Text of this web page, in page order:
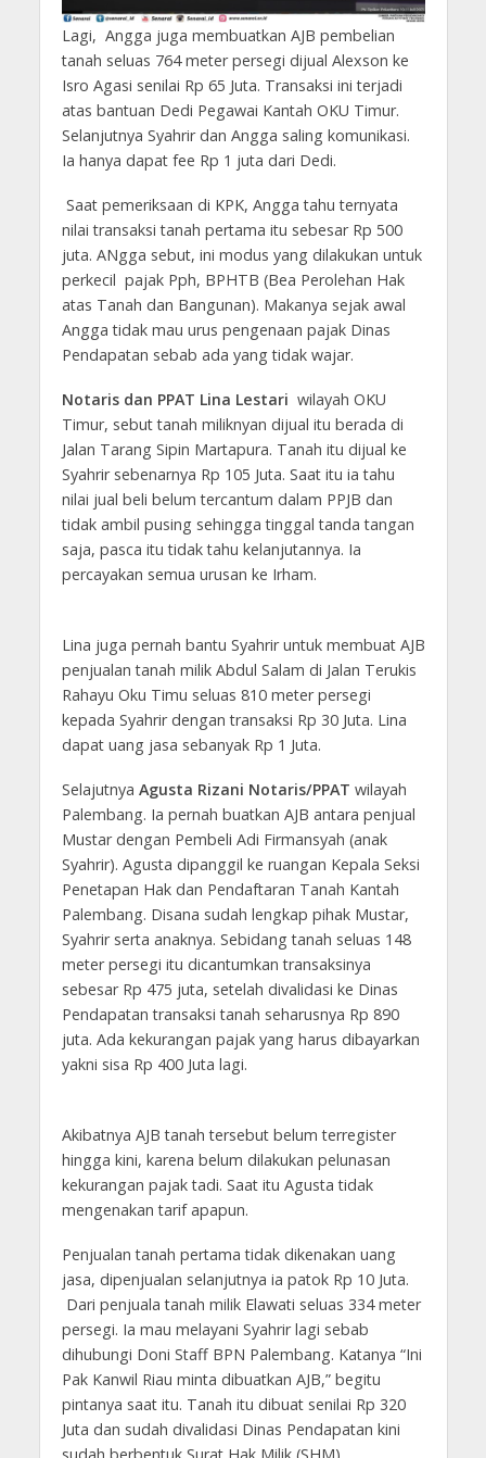
Lagi, Angga juga membuatkan AJB pembelian
tanah seluas 764 meter persegi dijual Alexson ke
Isro Agasi senilai Rp 65 Juta. Transaksi ini terjadi
atas bantuan Dedi Pegawai Kantah OKU Timur.
Selanjutnya Syahrir dan Angga saling komunikasi.
Ia hanya dapat fee Rp 1 juta dari Dedi.
Saat pemeriksaan di KPK, Angga tahu ternyata
nilai transaksi tanah pertama itu sebesar Rp 500
juta. ANgga sebut, ini modus yang dilakukan untuk
perkecil pajak Pph, BPHTB (Bea Perolehan Hak
atas Tanah dan Bangunan). Makanya sejak awal
Angga tidak mau urus pengenaan pajak Dinas
Pendapatan sebab ada yang tidak wajar.
Notaris dan PPAT Lina Lestari wilayah OKU
Timur, sebut tanah miliknyan dijual itu berada di
Jalan Tarang Sipin Martapura. Tanah itu dijual ke
Syahrir sebenarnya Rp 105 Juta. Saat itu ia tahu
nilai jual beli belum tercantum dalam PPJB dan
tidak ambil pusing sehingga tinggal tanda tangan
saja, pasca itu tidak tahu kelanjutannya. Ia
percayakan semua urusan ke Irham.
Lina juga pernah bantu Syahrir untuk membuat AJB
penjualan tanah milik Abdul Salam di Jalan Terukis
Rahayu Oku Timu seluas 810 meter persegi
kepada Syahrir dengan transaksi Rp 30 Juta. Lina
dapat uang jasa sebanyak Rp 1 Juta.
Selajutnya Agusta Rizani Notaris/PPAT wilayah
Palembang. Ia pernah buatkan AJB antara penjual
Mustar dengan Pembeli Adi Firmansyah (anak
Syahrir). Agusta dipanggil ke ruangan Kepala Seksi
Penetapan Hak dan Pendaftaran Tanah Kantah
Palembang. Disana sudah lengkap pihak Mustar,
Syahrir serta anaknya. Sebidang tanah seluas 148
meter persegi itu dicantumkan transaksinya
sebesar Rp 475 juta, setelah divalidasi ke Dinas
Pendapatan transaksi tanah seharusnya Rp 890
juta. Ada kekurangan pajak yang harus dibayarkan
yakni sisa Rp 400 Juta lagi.
Akibatnya AJB tanah tersebut belum terregister
hingga kini, karena belum dilakukan pelunasan
kekurangan pajak tadi. Saat itu Agusta tidak
mengenakan tarif apapun.
Penjualan tanah pertama tidak dikenakan uang
jasa, dipenjualan selanjutnya ia patok Rp 10 Juta.
Dari penjuala tanah milik Elawati seluas 334 meter
persegi. Ia mau melayani Syahrir lagi sebab
dihubungi Doni Staff BPN Palembang. Katanya “Ini
Pak Kanwil Riau minta dibuatkan AJB,” begitu
pintanya saat itu. Tanah itu dibuat senilai Rp 320
Juta dan sudah divalidasi Dinas Pendapatan kini